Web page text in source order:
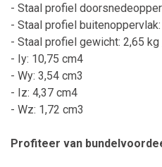
- Staal profiel
- Staal profiel
- Staal profiel gewicht: 2,65
- Iy: 10,75 cm4
- Wy: 3,54 cm3
- Iz: 4,37 cm4
- Wz: 1,72 cm3
Profiteer van